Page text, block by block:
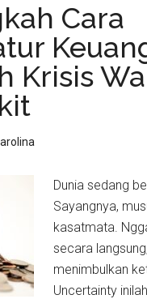
Cara
Krisis
Dunia sedang
Sayangnya,
kasatmata.
secara
menimbulkan
Uncertainty